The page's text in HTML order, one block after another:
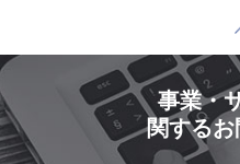
事業・
関する